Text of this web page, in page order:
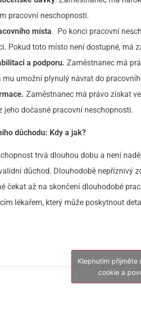
pracovní neschopnosti.
místa. Po konci pracovní
Pokud toto místo není dostupné, má
a podporu. Zaměstnanec má
mu umožní plynulý návrat do
. Zaměstnanec má právo získat
jeho dočasné pracovní neschopnosti.
důchodu: Kdy a jak?
trvá dlouhou dobu a není
důchod. Dlouhodobě nepříznivý
čekat až na skončení dlouhodobé
lékařem, který může poskytnout
Klepnutím přijměte
cookie a